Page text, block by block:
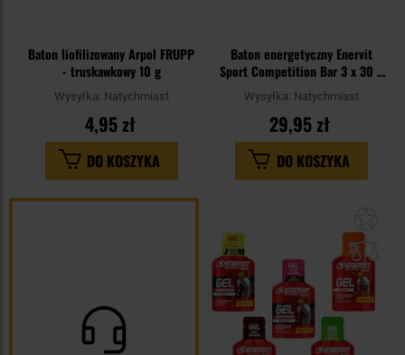
Baton liofilizowany Arpol FRUPP
- truskawkowy 10 g
Wysyłka: Natychmiast
4,95 zł
DO KOSZYKA
Baton energetyczny Enervit
Sport Competition Bar 3 x 30 g
- Banan-
wanilia/Morela/Pomarańcza
Wysyłka: Natychmiast
29,95 zł
DO KOSZYKA